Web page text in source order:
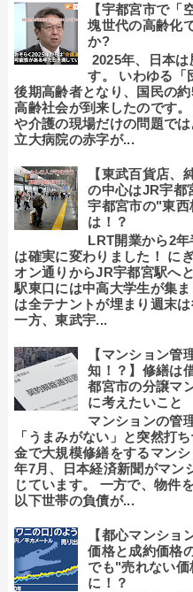
【宇都宮市で「
塊世代の高齢化
か?
2025年、日本
す。 いわゆる「
後期高齢者となり、国民の
高齢社会が到来したのです
や介護の現場だけの問題で
立大病院の赤字が...
【東武百貨店、
の中心はJR宇都
宇都宮市の"東
は！？
LRT開業から2
は確実に変わりました！ に
オン通りからJR宇都宮駅へ
駅東口には中高大学生が集
は全テナントが埋まり週末
一方、東武宇...
【マンション管
知！？】修繕は
都宮市の分譲マ
に考えたいこと
マンションの管
「うまみがない」と突然打
金で大規模修繕をするマン
年7月、日本経済新聞がマン
じています。 一方で、物件
以下世帯の負債が...
【都心マンシ
価格と成約価格
でも"売れない
に！？